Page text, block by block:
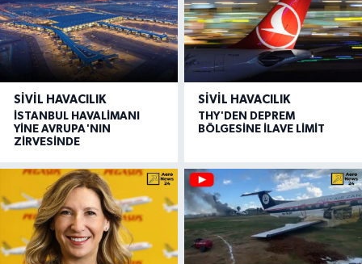
SIVIL HAVACILIK
İSTANBUL HAVALİMANI
YİNE AVRUPA'NIN
ZİRVESİNDE
SIVIL HAVACILIK
THY'DEN DEPREM
BÖLGESİNE İLAVE LİMİT